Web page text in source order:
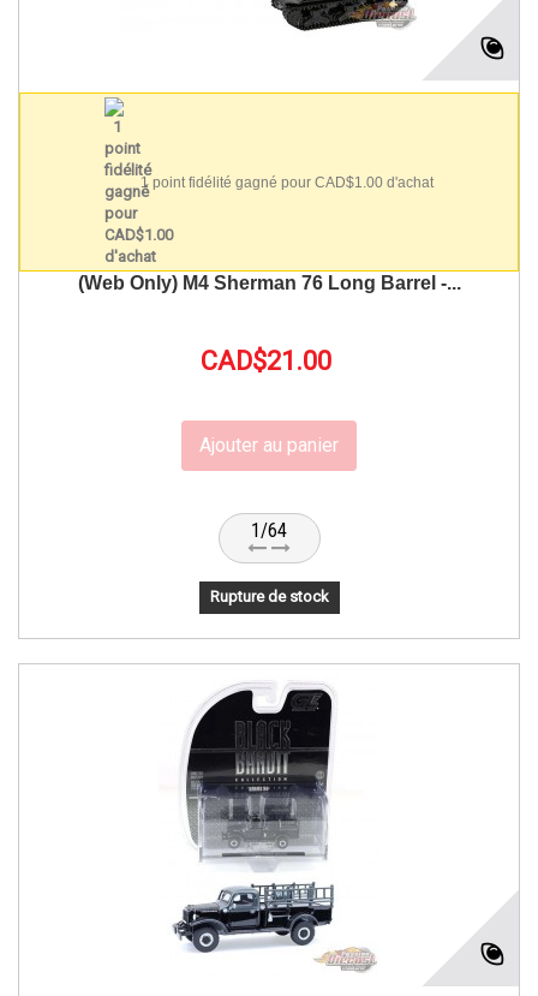
1 point fidélité gagné pour CAD$1.00 d'achat
(Web Only) M4 Sherman 76 Long Barrel -...
CAD$21.00
Ajouter au panier
1/64
Rupture de stock